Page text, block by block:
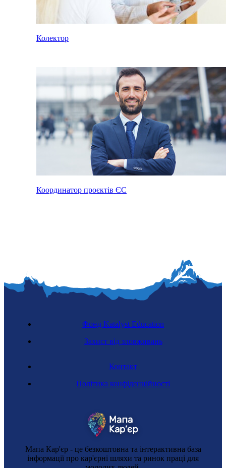
Колектор
Координатор проєктів ЄС
Мапа Кар'єр - це безкоштовна та інтерактивна база
інформації про кар'єрні шляхи та ринок праці для
Контакт
Політика конфіденційності
Фонд Katalyst Education
Захист від зловживань